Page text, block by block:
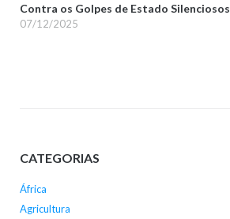
Contra os Golpes de Estado Silenciosos
07/12/2025
CATEGORIAS
África
Agricultura